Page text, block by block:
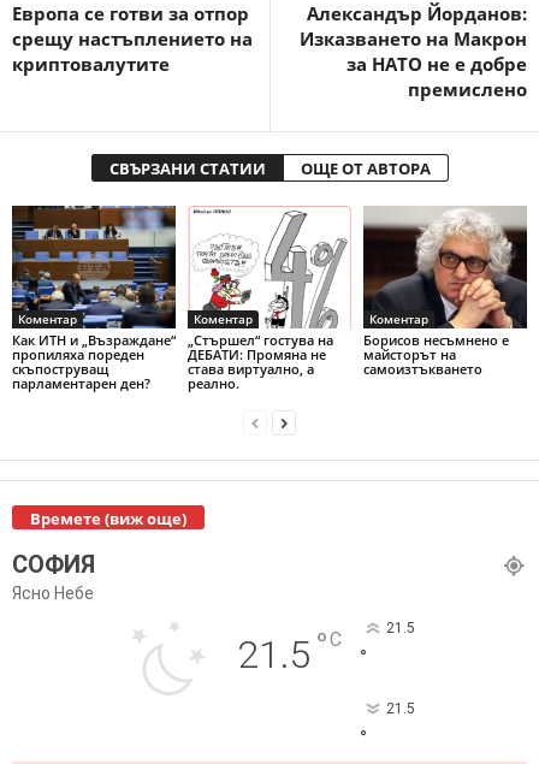
Европа се готви за отпор
срещу настъплението на
криптовалутите
Александър Йорданов:
Изказването на Макрон
за НАТО не е добре
премислено
СВЪРЗАНИ СТАТИИ ОЩЕ ОТ АВТОРА
Коментар
Как ИТН и „Възраждане“
пропиляха пореден
скъпоструващ
парламентарен ден?
Коментар
„Стършел“ гостува на
ДЕБАТИ: Промяна не
става виртуално, а
реално.
Коментар
Борисов несъмнено е
майсторът на
самоизтъкването
Времете (виж още)
СОФИЯ
Ясно Небе
21.5 °C 21.5
°
21.5
°